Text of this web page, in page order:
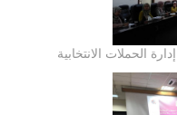
الحملات الانتخابية